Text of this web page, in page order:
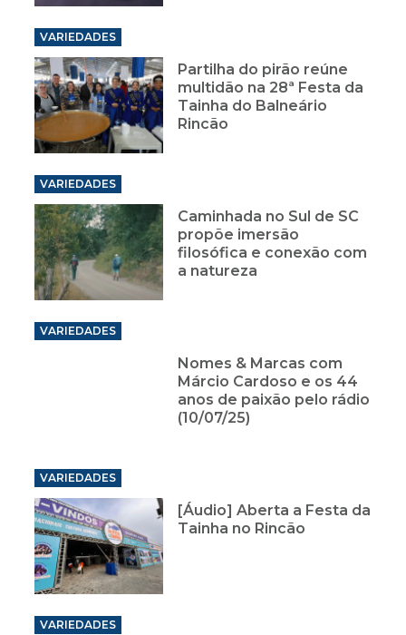
VARIEDADES
Partilha do pirão reúne
multidão na 28ª Festa da
Tainha do Balneário
Rincão
VARIEDADES
Caminhada no Sul de SC
propõe imersão
filosófica e conexão com
a natureza
VARIEDADES
Nomes & Marcas com
Márcio Cardoso e os 44
anos de paixão pelo rádio
(10/07/25)
VARIEDADES
[Áudio] Aberta a Festa da
Tainha no Rincão
VARIEDADES